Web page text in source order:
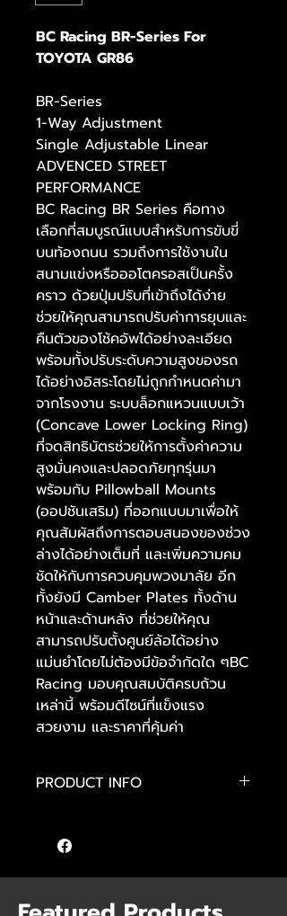
BC Racing BR-Series For
TOYOTA GR86
BR-Series
1-Way Adjustment
Single Adjustable Linear
ADVENCED STREET
PERFORMANCE
BC Racing BR Series คือทาง
เลือกที่สมบูรณ์แบบสำหรับการขับขี่
บนท้องถนน รวมถึงการใช้งานใน
สนามแข่งหรือออโตครอสเป็นครั้ง
คราว ด้วยปุ่มปรับที่เข้าถึงได้ง่าย
ช่วยให้คุณสามารถปรับค่าการยุบและ
คืนตัวของโช้คอัพได้อย่างละเอียด
พร้อมทั้งปรับระดับความสูงของรถ
ได้อย่างอิสระโดยไม่ถูกกำหนดค่ามา
จากโรงงาน ระบบล็อกแหวนแบบเว้า
(Concave Lower Locking Ring)
ที่จดสิทธิบัตรช่วยให้การตั้งค่าความ
สูงมั่นคงและปลอดภัยทุกรุ่นมา
พร้อมกับ Pillowball Mounts
(ออปชันเสริม) ที่ออกแบบมาเพื่อให้
คุณสัมผัสถึงการตอบสนองของช่วง
ล่างได้อย่างเต็มที่ และเพิ่มความคม
ชัดให้กับการควบคุมพวงมาลัย อีก
ทั้งยังมี Camber Plates ทั้งด้าน
หน้าและด้านหลัง ที่ช่วยให้คุณ
สามารถปรับตั้งศูนย์ล้อได้อย่าง
แม่นยำโดยไม่ต้องมีข้อจำกัดใด ๆBC
Racing มอบคุณสมบัติครบถ้วน
เหล่านี้ พร้อมดีไซน์ที่แข็งแรง
สวยงาม และราคาที่คุ้มค่า
PRODUCT INFO
ต้องการ
- โช้คแบบโมโนทูบ (Mono-Tube)
- ปรับความสูงได้โดยไม่ขึ้นอยู่กับการกด